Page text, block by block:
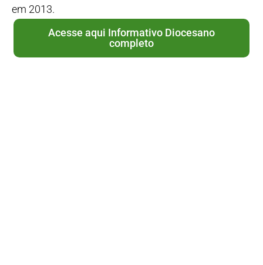
em 2013.
Acesse aqui Informativo Diocesano
completo